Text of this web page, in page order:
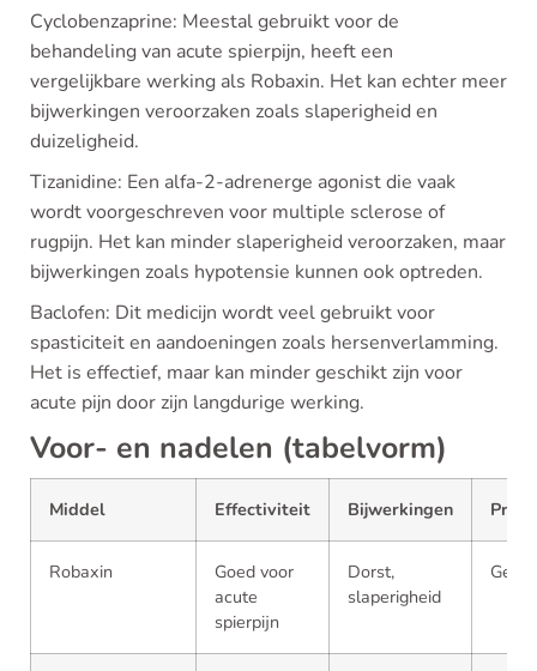
Cyclobenzaprine: Meestal gebruikt voor de
behandeling van acute spierpijn, heeft een
vergelijkbare werking als Robaxin. Het kan echter meer
bijwerkingen veroorzaken zoals slaperigheid en
duizeligheid.
Tizanidine: Een alfa-2-adrenerge agonist die vaak
wordt voorgeschreven voor multiple sclerose of
rugpijn. Het kan minder slaperigheid veroorzaken, maar
bijwerkingen zoals hypotensie kunnen ook optreden.
Baclofen: Dit medicijn wordt veel gebruikt voor
spasticiteit en aandoeningen zoals hersenverlamming.
Het is effectief, maar kan minder geschikt zijn voor
acute pijn door zijn langdurige werking.
Voor- en nadelen (tabelvorm)
Middel Effectiviteit Bijwerkingen Prijs
Robaxin
Goed voor
acute
spierpijn
Dorst,
slaperigheid